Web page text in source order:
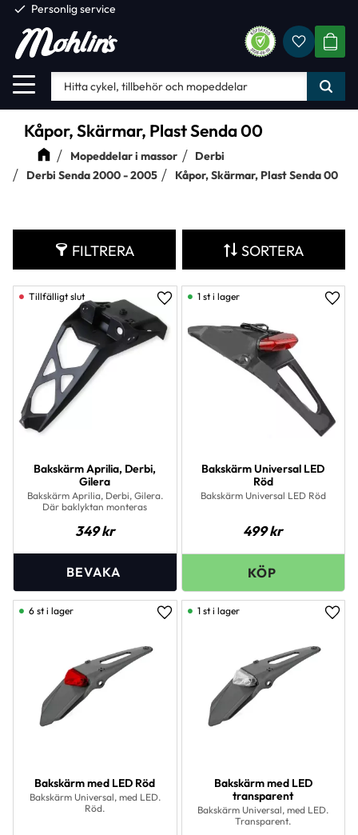
Meny
check Personlig service
Kåpor, Skärmar, Plast Senda 00
Mopeddelar i massor
Derbi
Derbi Senda 2000 - 2005
Kåpor, Skärmar, Plast Senda 00
FILTRERA SORTERA
Bakskärm Aprilia, Derbi,
Gilera
Bakskärm Aprilia, Derbi, Gilera.
Där baklyktan monteras
349kr
Lägg till i favoriter
Bakskärm Universal LED
Röd
Bakskärm Universal LED Röd
499kr
1 st i lager
Bakskärm med LED Röd
Bakskärm Universal, med LED.
Röd.
Lägg till i favoriter
6 st i lager
Bakskärm med LED
transparent
Bakskärm Universal, med LED.
Transparent.
1 st i lager